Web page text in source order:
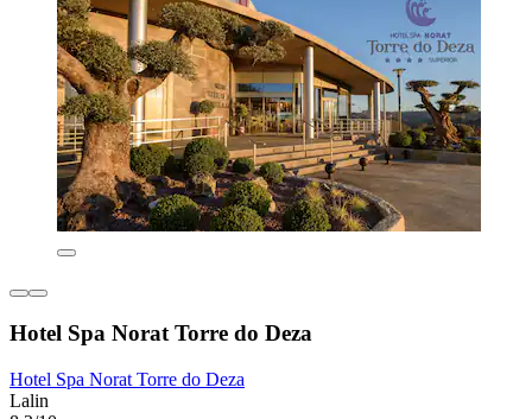
Hotel Spa Norat Torre do Deza
Hotel Spa Norat Torre do Deza
Lalin